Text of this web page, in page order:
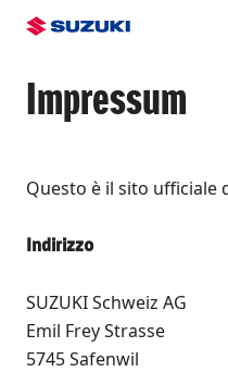
Impressum
Questo è il sito ufficiale
Indirizzo
SUZUKI Schweiz AG
Emil Frey Strasse
5745 Safenwil